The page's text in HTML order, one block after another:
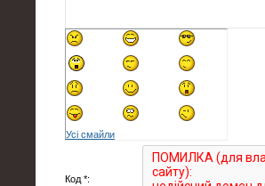
Усі смайли
Код *: